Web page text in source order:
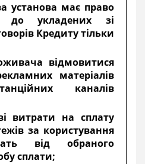
установа має право
до укладених зі
Кредиту тільки
відмовитися
матеріалів
каналів
витрати на сплату
за користування
від обраного
сплати;